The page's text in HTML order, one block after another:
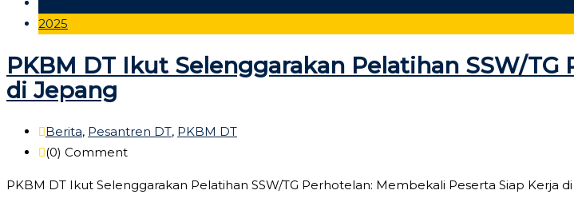
2025
PKBM DT Ikut Selenggarakan Pelatihan SSW/
di Jepang
Berita, Pesantren DT, PKBM DT
(0) Comment
PKBM DT Ikut Selenggarakan Pelatihan SSW/TG Perhotelan: Membekali Peserta Siap